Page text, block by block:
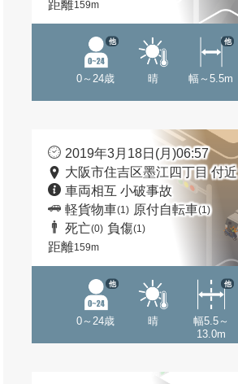
距離159m
0～24歳
他
晴 幅～5.5m
他
2019年3月18日(月)06:57
大阪市住吉区墨江四丁目 付近
車両相互 小破事故
軽貨物車(1) 原付自転車(1)
死亡(0) 負傷(1)
距離159m
0～24歳
他
晴
幅5.5～
13.0m
他